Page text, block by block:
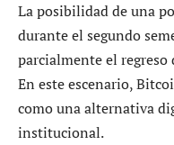
La posibilidad de una
durante el segundo
parcialmente el
En este escenario,
como una alternativa
institucional.